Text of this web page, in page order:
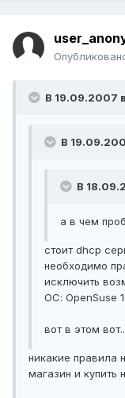
В 19.09.2007
В
В
а в чем
стоит dhcp
необходимо
исключить
ОС: OpenSuse
вот в этом
никакие правила
магазин и купить